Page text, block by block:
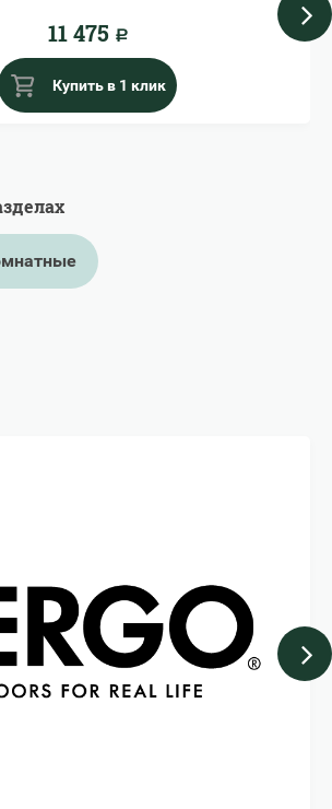
11 475 Р
Купить в 1 клик